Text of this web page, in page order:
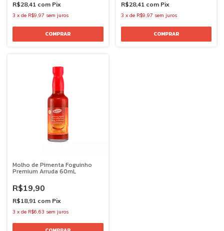
R$28,41 com Pix
3 x de R$9,97 sem juros
R$28,41 com Pix
3 x de R$9,97 sem juros
Molho de Pimenta Foguinho
Premium Arruda 60mL
R$19,90
R$18,91 com Pix
3 x de R$6,63 sem juros